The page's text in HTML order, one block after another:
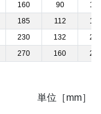
160 90
185 112
230 132
270 160
単位［mm］